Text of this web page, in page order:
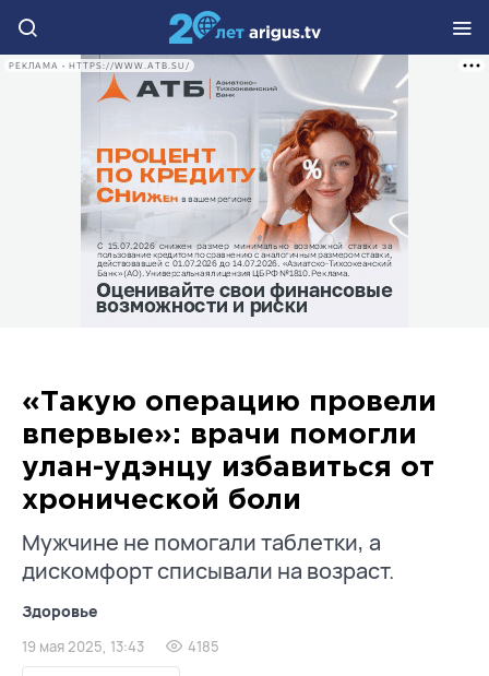
РЕКЛАМА • HTTPS://WWW.ATB.SU/
«Такую операцию провели
впервые»: врачи помогли
улан-удэнцу избавиться от
хронической боли
Мужчине не помогали таблетки, а
дискомфорт списывали на возраст.
Здоровье
19 мая 2025, 13:43 4185